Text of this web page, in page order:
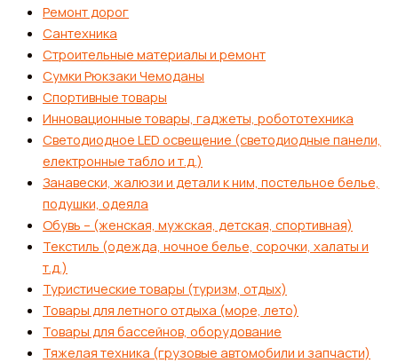
Ремонт дорог
Сантехника
Строительные материалы и ремонт
Сумки Рюкзаки Чемоданы
Спортивные товары
Инновационные товары, гаджеты, робототехника
Светодиодное LED освещение (светодиодные панели,
електронные табло и т.д.)
Занавески, жалюзи и детали к ним, постельное белье,
подушки, одеяла
Обувь – (женская, мужская, детская, спортивная)
Текстиль (одежда, ночное белье, сорочки, халаты и
т.д.)
Туристические товары (туризм, отдых)
Товары для летного отдыха (море, лето)
Товары для бассейнов, оборудование
Тяжелая техника (грузовые автомобили и запчасти)